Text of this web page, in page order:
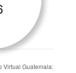
Virtual Guatemala: